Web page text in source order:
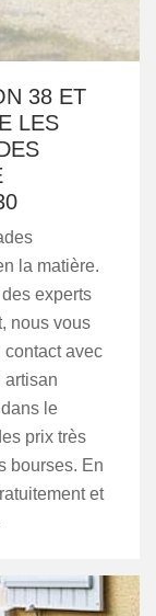
38 ET
LES
la matière.
experts
nous vous
contact avec
artisan
le
prix très
bourses. En
et